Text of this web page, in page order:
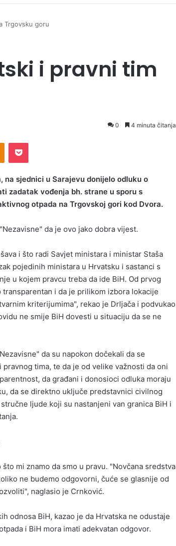
Trgovsku goru
i pravni tim
0 4 minuta čitanja
na sjednici u Sarajevu donijelo odluku o
zadatak vođenja bh. strane u sporu s
otpada na Trgovskoj gori kod Dvora.
da je ovo jako dobra vijest.
i što radi Savjet ministara i ministar Staša
pojedinih ministara u Hrvatsku i sastanci s
u kojem pravcu treba da ide BiH. Od prvog
i da je prilikom izbora lokacije
kriterijumima", rekao je Drljača i podvukao
ne smije BiH dovesti u situaciju da se ne
da su napokon dočekali da se
tima, te da je od velike važnosti da oni
da građani i donosioci odluka moraju
da se direktno uključe predstavnici civilnog
ljude koji su nastanjeni van granica BiH i
mi znamo da smo u pravu. "Novčana sredstva
ne budemo odgovorni, čuće se glasnije od
naglasio je Crnković.
odnosa BiH, kazao je da Hrvatska ne odustaje
i BiH mora imati adekvatan odgovor.